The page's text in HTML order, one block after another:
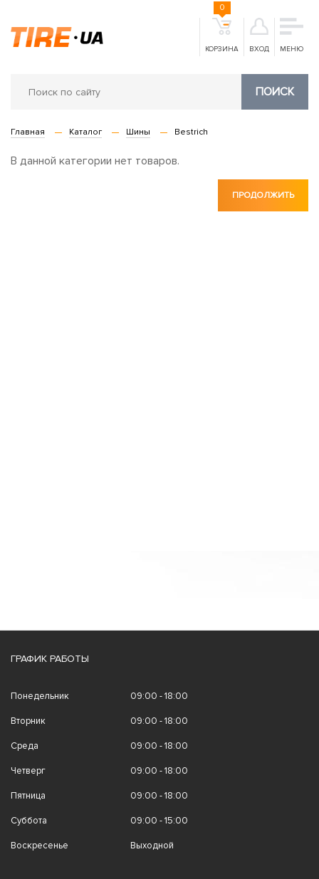
КОРЗИНА
0
ВХОД МЕНЮ
ПОИСК
Главная Каталог Шины Bestrich
В данной категории нет товаров.
ПРОДОЛЖИТЬ
ГРАФИК РАБОТЫ
Понедельник 09:00 - 18:00
Вторник 09:00 - 18:00
Среда 09:00 - 18:00
Четверг 09:00 - 18:00
Пятница 09:00 - 18:00
Суббота 09:00 - 15:00
Воскресенье Выходной